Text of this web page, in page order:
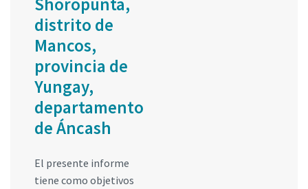
distrito de
Mancos,
provincia de
Yungay,
departamento
de Áncash
El presente informe
tiene como objetivos